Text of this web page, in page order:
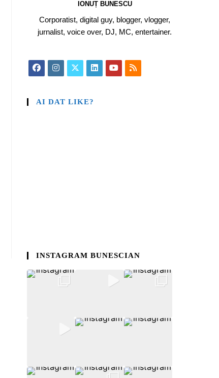
IONUȚ BUNESCU
Corporatist, digital guy, blogger, vlogger,
jurnalist, voice over, DJ, MC, entertainer.
AI DAT LIKE?
INSTAGRAM BUNESCIAN